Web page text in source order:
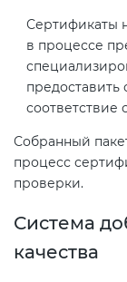
Сертификаты
в процессе
соответствие
Собранный
процесс
проверки.
Система
качества